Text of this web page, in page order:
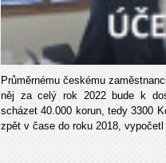
Průměrnému českému
něj za celý rok 2022 bude k
scházet 40.000 korun, tedy 3300
zpět v čase do roku 2018,